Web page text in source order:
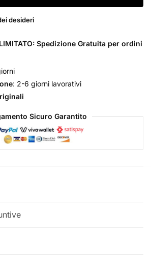
desideri
LIMITATO: Spedizione Gratuita per ordini
: 2-6 giorni lavorativi
Sicuro Garantito